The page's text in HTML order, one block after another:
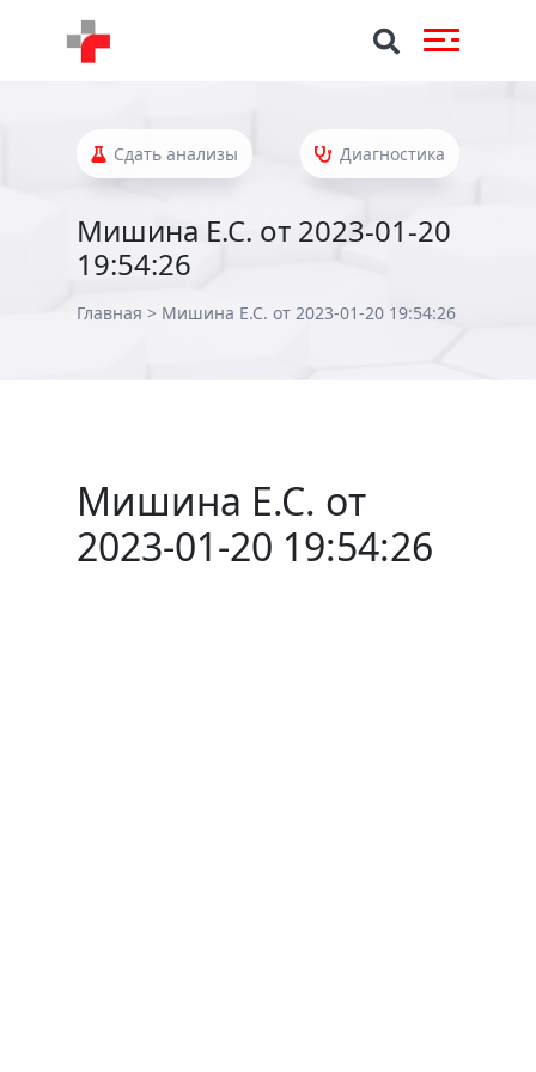
Сдать анализы Диагностика
Мишина Е.С. от 2023-01-20
19:54:26
Главная > Мишина Е.С. от 2023-01-20 19:54:26
Мишина Е.С. от
2023-01-20 19:54:26